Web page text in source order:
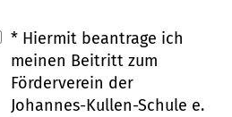
* Hiermit beantrage ich
meinen Beitritt zum
Förderverein der
Johannes-Kullen-Schule e.